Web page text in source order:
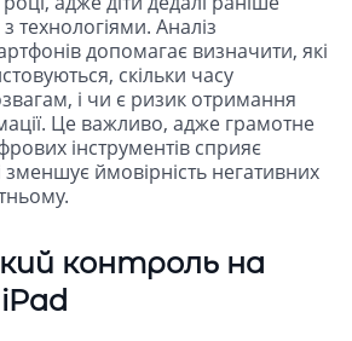
технологіями. Аналіз
допомагає визначити, які
скільки часу
і чи є ризик отримання
Це важливо, адже грамотне
інструментів сприяє
зменшує ймовірність негативних
контроль на